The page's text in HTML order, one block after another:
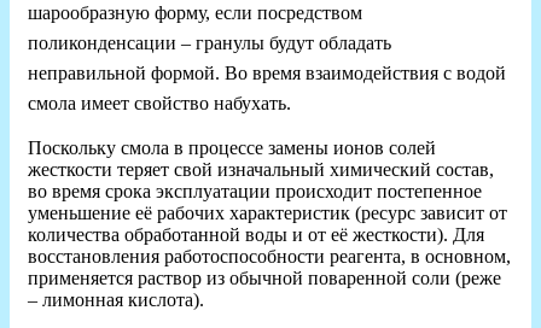
шарообразную форму, если посредством
поликонденсации – гранулы будут обладать
неправильной формой. Во время взаимодействия с водой
смола имеет свойство набухать.
Поскольку смола в процессе замены ионов солей
жесткости теряет свой изначальный химический состав,
во время срока эксплуатации происходит постепенное
уменьшение её рабочих характеристик (ресурс зависит от
количества обработанной воды и от её жесткости). Для
восстановления работоспособности реагента, в основном,
применяется раствор из обычной поваренной соли (реже
– лимонная кислота).